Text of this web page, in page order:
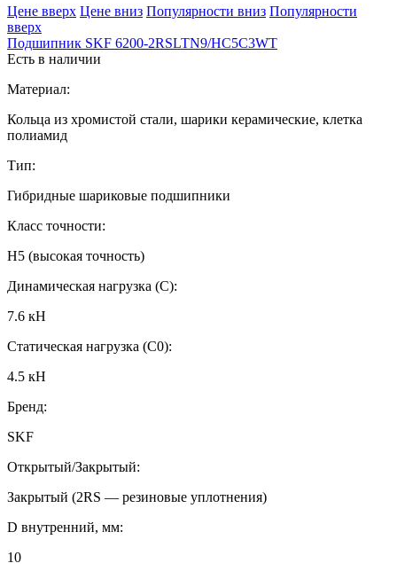
Ценe вверх Ценe вниз Популярности вниз Популярности
вверх
Подшипник SKF 6200-2RSLTN9/HC5C3WT
Есть в наличии
Материал:
Кольца из хромистой стали, шарики керамические, клетка
полиамид
Тип:
Гибридные шариковые подшипники
Класс точности:
H5 (высокая точность)
Динамическая нагрузка (C):
7.6 кН
Статическая нагрузка (C0):
4.5 кН
Бренд:
SKF
Открытый/Закрытый:
Закрытый (2RS — резиновые уплотнения)
D внутренний, мм:
10